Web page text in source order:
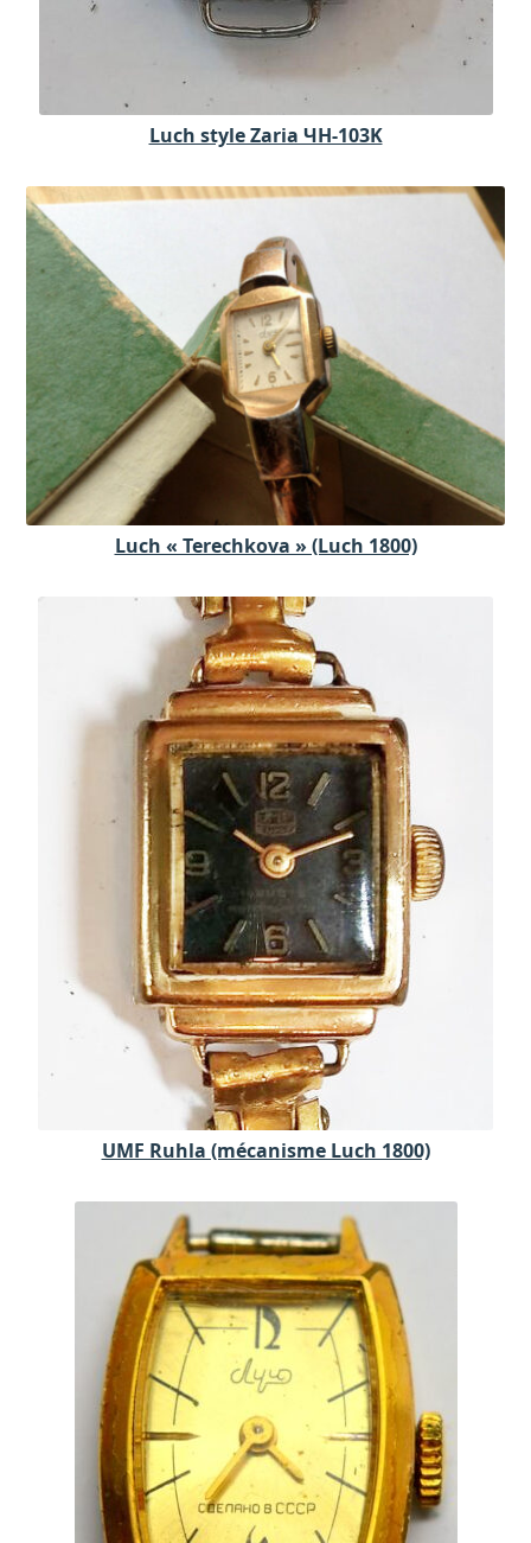
Luch style Zaria ЧH-103K
Luch « Terechkova » (Luch 1800)
UMF Ruhla (mécanisme Luch 1800)